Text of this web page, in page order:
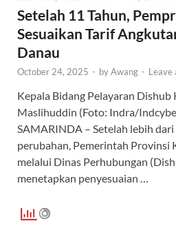
k
p
Setelah 11 Tahun,
Sesuaikan Tarif
Danau
October 24, 2025 - byAwang - Leave
Kepala Bidang Pelayaran Dishub
Maslihuddin (Foto: Indra/
SAMARINDA – Setelah lebih
perubahan, Pemerintah Provinsi
melalui Dinas Perhubungan
menetapkan penyesuaian …